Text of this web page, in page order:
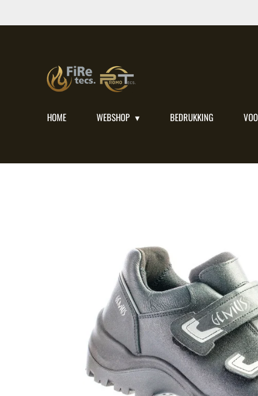
hoofdinhoud
HOME WEBSHOP BEDRUKKING